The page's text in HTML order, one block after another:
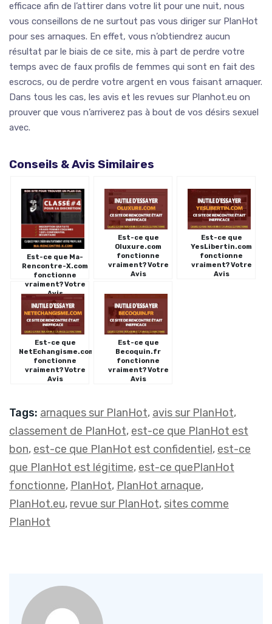
efficace afin de l’attirer dans votre lit pour une nuit, nous
vous conseillons de ne surtout pas vous diriger sur PlanHot
pour ses arnaques. En effet, vous n’obtiendrez aucun
résultat par le biais de ce site, mis à part de perdre votre
temps avec de faux profils de femmes qui sont en fait des
escrocs, ou de perdre votre argent en vous faisant arnaquer.
Dans tous les cas, les avis et les revues sur Planhot.eu on
prouver que vous n’arriverez pas à bout de vos désirs sexuel
avec.
Conseils & Avis Similaires
Est-ce que Ma-
Rencontre-X.com
fonctionne
vraiment? Votre
Avis
Est-ce que
Oluxure.com
fonctionne
vraiment? Votre
Avis
Est-ce que
YesLibertin.com
fonctionne
vraiment? Votre
Avis
Est-ce que
NetEchangisme.com
fonctionne
vraiment? Votre
Avis
Est-ce que
Becoquin.fr
fonctionne
vraiment? Votre
Avis
Tags: arnaques sur PlanHot, avis sur PlanHot,
classement de PlanHot, est-ce que PlanHot est
bon, est-ce que PlanHot est confidentiel, est-ce
que PlanHot est légitime, est-ce quePlanHot
fonctionne, PlanHot, PlanHot arnaque,
PlanHot.eu, revue sur PlanHot, sites comme
PlanHot